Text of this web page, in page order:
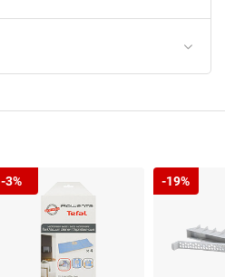
-3% -19%